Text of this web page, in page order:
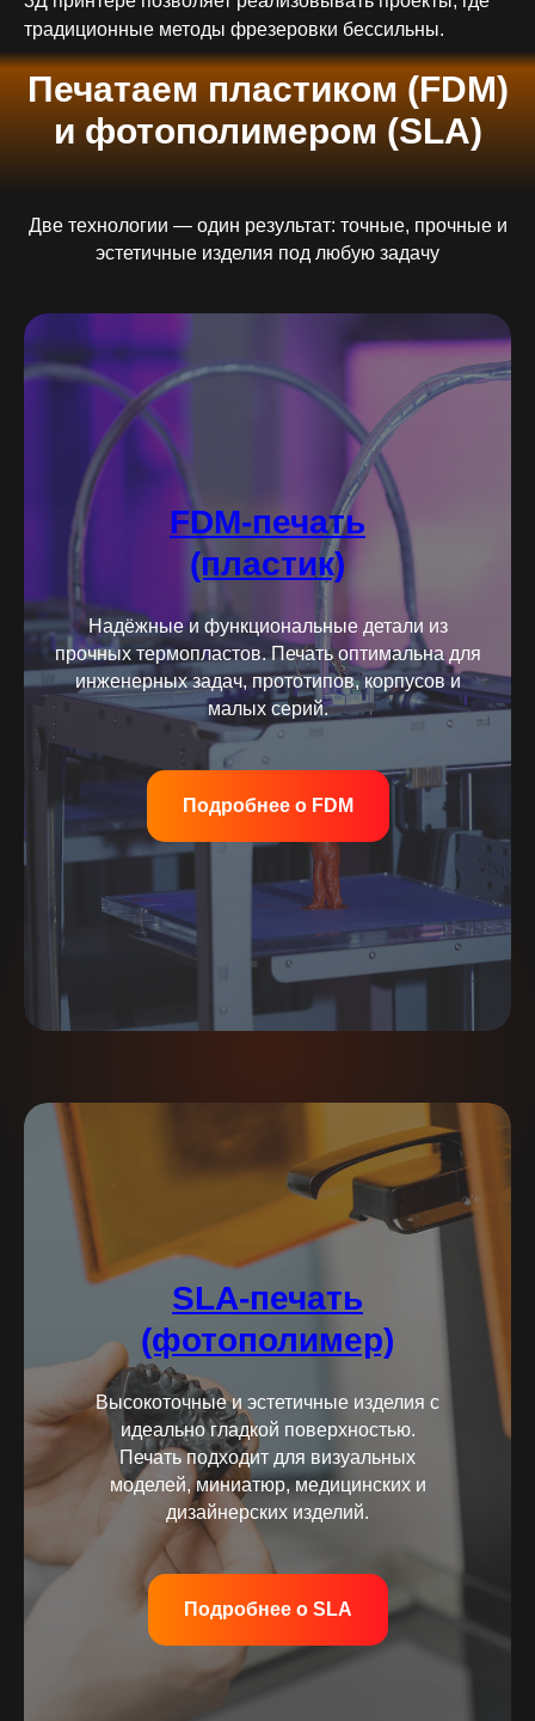
традиционные методы фрезеровки бессильны.
Печатаем пластиком (FDM)
и фотополимером (SLA)
Две технологии — один результат: точные, прочные и
эстетичные изделия под любую задачу
FDM-печать
(пластик)
Надёжные и функциональные детали из
прочных термопластов. Печать оптимальна для
инженерных задач, прототипов, корпусов и
малых серий.
Подробнее о FDM
SLA-печать
(фотополимер)
Высокоточные и эстетичные изделия с
идеально гладкой поверхностью.
Печать подходит для визуальных
моделей, миниатюр, медицинских и
дизайнерских изделий.
Подробнее о SLA